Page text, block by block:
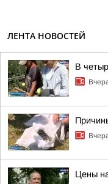
ЛЕНТА НОВОСТЕЙ
В
Цены